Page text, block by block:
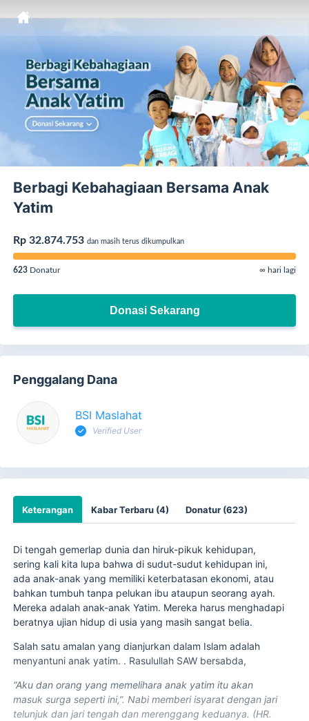
Berbagi Kebahagiaan Bersama Anak
Yatim
Rp 32.874.753 dan masih terus dikumpulkan
623 Donatur ∞ hari lagi
Donasi Sekarang
Penggalang Dana
BSI Maslahat
Verified User
Keterangan Kabar Terbaru (4) Donatur (623)
Di tengah gemerlap dunia dan hiruk-pikuk kehidupan,
sering kali kita lupa bahwa di sudut-sudut kehidupan ini,
ada anak-anak yang memiliki keterbatasan ekonomi, atau
bahkan tumbuh tanpa pelukan ibu ataupun seorang ayah.
Mereka adalah anak-anak Yatim. Mereka harus menghadapi
beratnya ujian hidup di usia yang masih sangat belia.
Salah satu amalan yang dianjurkan dalam Islam adalah
menyantuni anak yatim. . Rasulullah SAW bersabda,
“Aku dan orang yang memelihara anak yatim itu akan
masuk surga seperti ini,”. Nabi memberi isyarat dengan jari
telunjuk dan jari tengah dan merenggang keduanya. (HR.